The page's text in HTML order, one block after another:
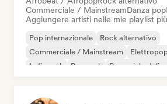
Commerciale / MainstreamDanza pop
Aggiungere artisti nelle mie playlist
Pop internazionale
Rock alternativo
Commerciale / Mainstream
Elettropop
Indie rock
Pop rock Pop psichedelico